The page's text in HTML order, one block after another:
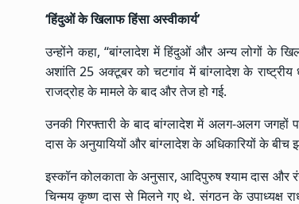
‘हिंदुओं के खिलाफ हिंसा अस्वीकार्य’
उन्होंने कहा, “बांग्लादेश में हिंदुओं और अन्य लोगों के
अशांति 25 अक्टूबर को चटगांव में बांग्लादेश के
राजद्रोह के मामले के बाद और तेज हो गई.
उनकी गिरफ्तारी के बाद बांग्लादेश में अलग-अलग जगहों
दास के अनुयायियों और बांग्लादेश के अधिकारियों के बीच
इस्कॉन कोलकाता के अनुसार, आदिपुरुष श्याम दास और
चिन्मय कृष्ण दास से मिलने गए थे. संगठन के उपाध्यक्ष